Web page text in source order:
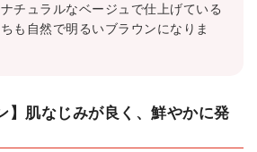
チュラルなベージュで仕上げている
も自然で明るいブラウンになりま
】肌なじみが良く、鮮やかに発